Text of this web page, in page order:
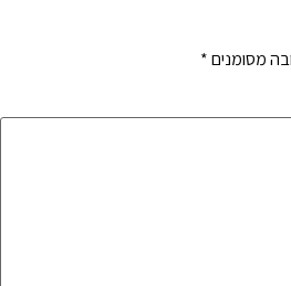
מסומנים*